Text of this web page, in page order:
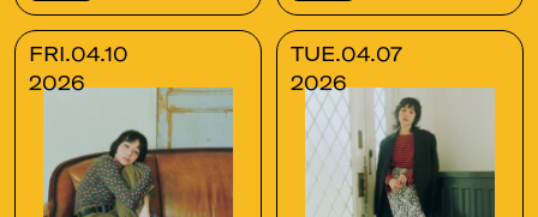
FRI.04.10
2026
TUE.04.07
2026